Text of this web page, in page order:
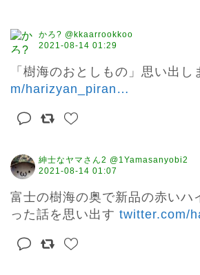
かろ? @kkaarrookkoo
2021-08-14 01:29
「樹海のおとしもの」思い出し
m/harizyan_piran …
紳士なヤマさん2 @1Yamasanyobi2
2021-08-14 01:07
富士の樹海の奥で新品の赤いハ
った話を思い出す twitter.com/